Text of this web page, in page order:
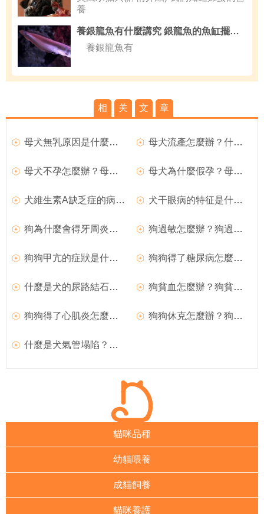
養
養銀龍魚有什麼講究 銀龍魚的魚缸擺放位置
養銀龍魚有
相 关 文 章
母犬無乳原因是什麼？母犬產後無奶如何治療？ 母犬流產怎麼辦？什麼原因導致母犬流產？
母犬不孕怎麼辦？母犬不孕的原因是什麼？ 母犬為什麼假孕？母犬假孕如何預防？
犬維生素A缺乏症的病因是什麼？ 犬干眼病的特征是什麼？狗狗得了干眼病怎麼辦？
狗為什麼會得牙周炎？狗得了牙周炎怎麼治療？ 狗過敏怎麼辦？狗過敏特征是什麼？
狗狗甲亢的症狀是什麼？ 狗狗得了糖尿病怎麼辦？犬糖尿病症狀是什麼？
什麼是犬的尿路結石？狗狗得了尿結石怎麼辦？ 狗貧血怎麼辦？狗貧血的症狀是什麼？
狗狗得了心肌炎怎麼辦？犬心肌炎治療方法是什麼？ 狗狗休克怎麼辦？狗狗休克是什麼原因導致？
什麼是犬氣管塌陷？如何治療？
貓咪品種
幼貓喂養
成貓飼養
貓咪養護